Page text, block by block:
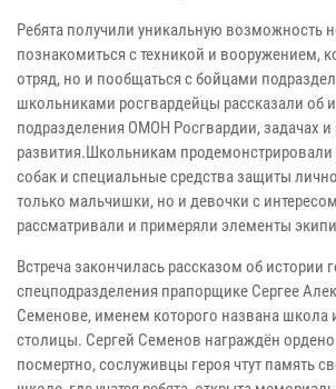
Ребята получили уникальную возможность
познакомиться с техникой и вооружением,
отряд, но и пообщаться с бойцами
школьниками росгвардейцы рассказали об
подразделения ОМОН Росгвардии, задачах и
развития.Школьникам продемонстрировали
собак и специальные средства защиты
только мальчишки, но и девочки с
рассматривали и примеряли элементы
Встреча закончилась рассказом об истории
спецподразделения прапорщике Сергее
Семенове, именем которого названа школа
столицы. Сергей Семенов награждён
посмертно, сослуживцы героя чтут память